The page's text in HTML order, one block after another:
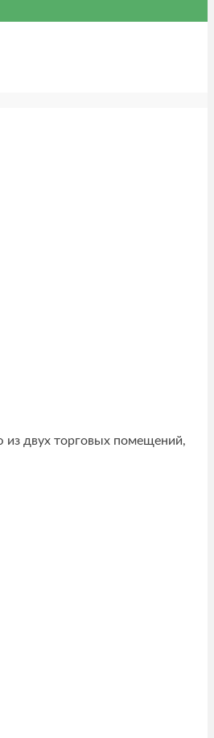
из двух торговых помещений,